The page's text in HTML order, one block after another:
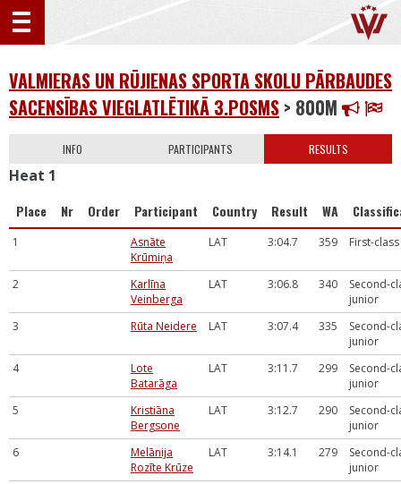
VALMIERAS UN RŪJIENAS SPORTA SKOLU PĀRBAUDES
SACENSĪBAS VIEGLATLĒTIKĀ 3.POSMS > 800M
INFO PARTICIPANTS RESULTS
Heat 1
Place Nr Order Participant Country Result WA
1
Asnāte
Krūmiņa
LAT 3:04.7 359 First-
2
Karlīna
Veinberga
LAT 3:06.8 340
Second-
junior
3
Rūta Neidere LAT 3:07.4 335
Second-
junior
4
Lote
Batarāga
LAT 3:11.7 299
Second-
junior
5
Kristiāna
Bergsone
LAT 3:12.7 290
Second-
junior
6
Melānija
Rozīte Krūze
LAT 3:14.1 279
Second-
junior